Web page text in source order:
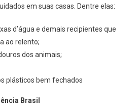
em suas casas. Dentre elas:
d’água e demais recipientes que
ao relento;
dos animais;
plásticos bem fechados
Brasil